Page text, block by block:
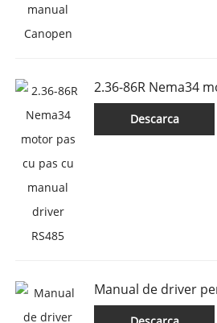
2.36-86R Nema34
manual driver RS485
Descarca
Manual de driver
pas Ethercat